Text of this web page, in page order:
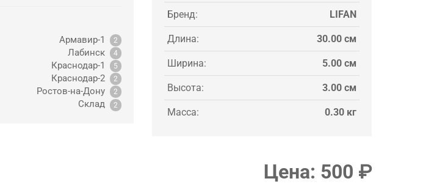
Армавир-1 2
Лабинск 4
Краснодар-1 5
Краснодар-2 2
Ростов-на-Дону 2
Склад 2
Бренд: LIFAN
Длина: 30.00 см
Ширина: 5.00 см
Высота: 3.00 см
Масса: 0.30 кг
Цена: 500 ₽